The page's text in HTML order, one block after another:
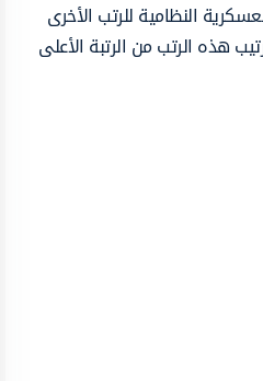
النظامية للرتب الأخرى
هذه الرتب من الرتبة الأعلى